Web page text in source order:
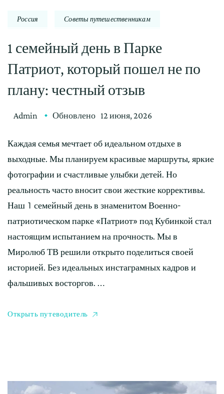
Россия Советы путешественникам
1 семейный день в Парке
Патриот, который пошел не по
плану: честный отзыв
Admin Обновлено 12 июня, 2026
Каждая семья мечтает об идеальном отдыхе в
выходные. Мы планируем красивые маршруты, яркие
фотографии и счастливые улыбки детей. Но
реальность часто вносит свои жесткие коррективы.
Наш 1 семейный день в знаменитом Военно-
патриотическом парке «Патриот» под Кубинкой стал
настоящим испытанием на прочность. Мы в
Миролюб ТВ решили открыто поделиться своей
историей. Без идеальных инстаграмных кадров и
фальшивых восторгов. …
Открыть путеводитель